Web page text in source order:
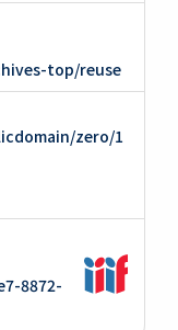
top/reuse
zero/1
8872-